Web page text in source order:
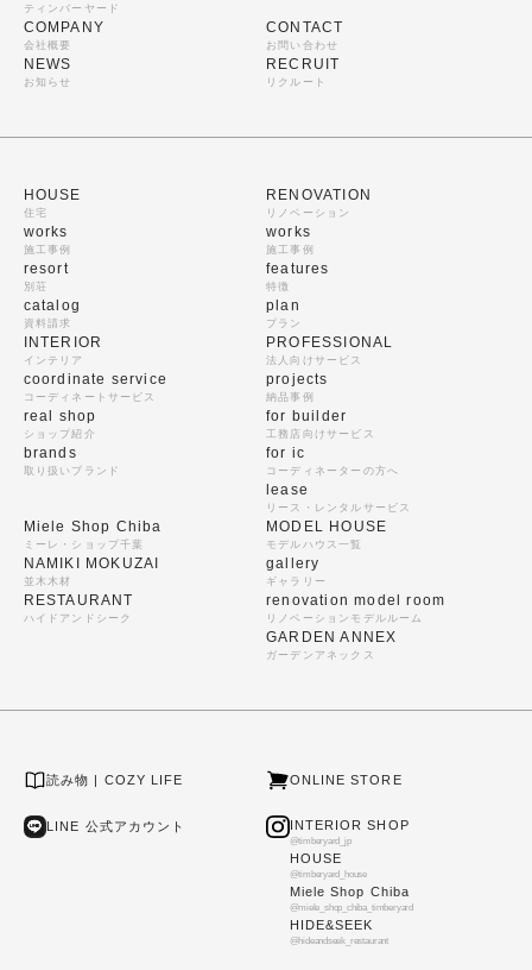
ティンバーヤード
COMPANY
会社概要
NEWS
お知らせ
CONTACT
お問い合わせ
RECRUIT
リクルート
HOUSE
住宅
works
施工事例
resort
別荘
catalog
資料請求
RENOVATION
リノベーション
works
施工事例
features
特徴
plan
プラン
INTERIOR
インテリア
coordinate service
コーディネートサービス
real shop
ショップ紹介
brands
取り扱いブランド
PROFESSIONAL
法人向けサービス
projects
納品事例
for builder
工務店向けサービス
for ic
コーディネーターの方へ
lease
リース・レンタルサービス
Miele Shop Chiba
ミーレ・ショップ千葉
NAMIKI MOKUZAI
並木木材
RESTAURANT
ハイドアンドシーク
MODEL HOUSE
モデルハウス一覧
gallery
ギャラリー
renovation model room
リノベーションモデルルーム
GARDEN ANNEX
ガーデンアネックス
読み物 | COZY LIFE ONLINE STORE
LINE 公式アカウント INTERIOR SHOP
@timberyard_jp
HOUSE
@timberyard_house
Miele Shop Chiba
@miele_shop_chiba_timberyard
HIDE&SEEK
@hideandseek_restaurant